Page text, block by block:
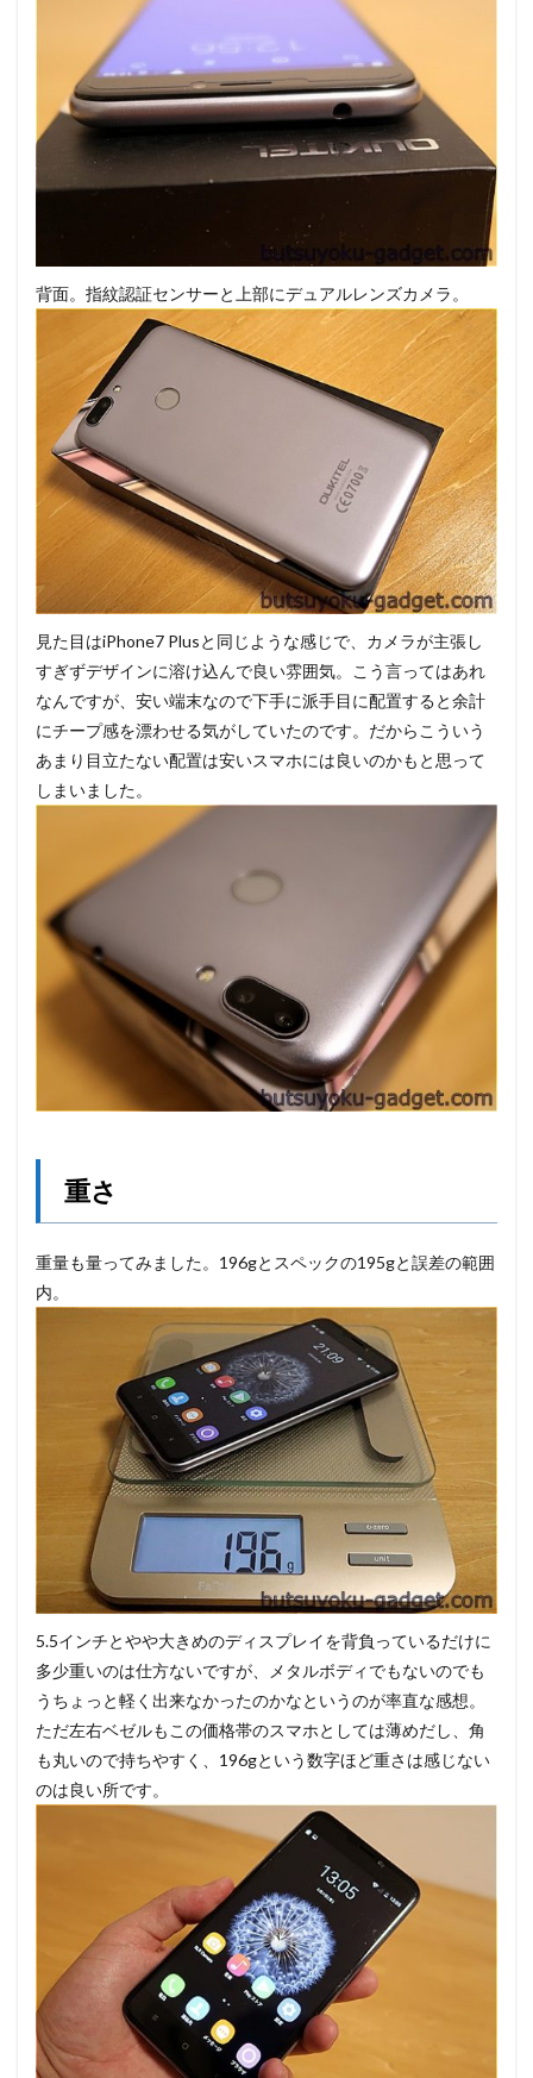
背面。指紋認証センサーと上部にデュアルレンズカメラ。
見た目はiPhone7 Plusと同じような感じで、カメラが主張し
すぎずデザインに溶け込んで良い雰囲気。こう言ってはあれ
なんですが、安い端末なので下手に派手目に配置すると余計
にチープ感を漂わせる気がしていたのです。だからこういう
あまり目立たない配置は安いスマホには良いのかもと思って
しまいました。
重さ
重量も量ってみました。196gとスペックの195gと誤差の範囲
内。
5.5インチとやや大きめのディスプレイを背負っているだけに
多少重いのは仕方ないですが、メタルボディでもないのでも
うちょっと軽く出来なかったのかなというのが率直な感想。
ただ左右ベゼルもこの価格帯のスマホとしては薄めだし、角
も丸いので持ちやすく、196gという数字ほど重さは感じない
のは良い所です。